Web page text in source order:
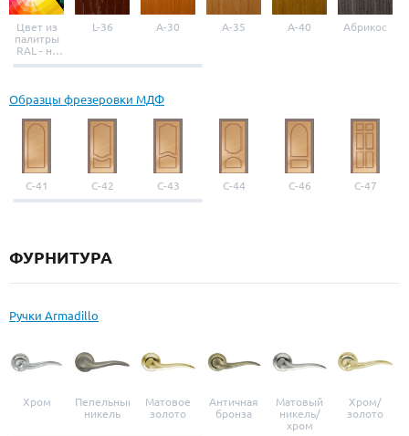
Цвет из
палитры
RAL - на
выбор
L-36 A-30 A-35 A-40 Абрикос
Образцы фрезеровки МДФ
С-41 С-42 С-43 С-44 С-46 С-47
ФУРНИТУРА
Ручки Armadillo
Хром
Пепельный
никель
Матовое
золото
Античная
бронза
Матовый
никель/
хром
Хром/
золото